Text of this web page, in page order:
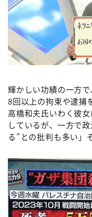
輝かしい功績の一方
8回以上の拘束や逮捕
高橋和夫氏いわく彼
しているが、一方で
る”との批判も多い」